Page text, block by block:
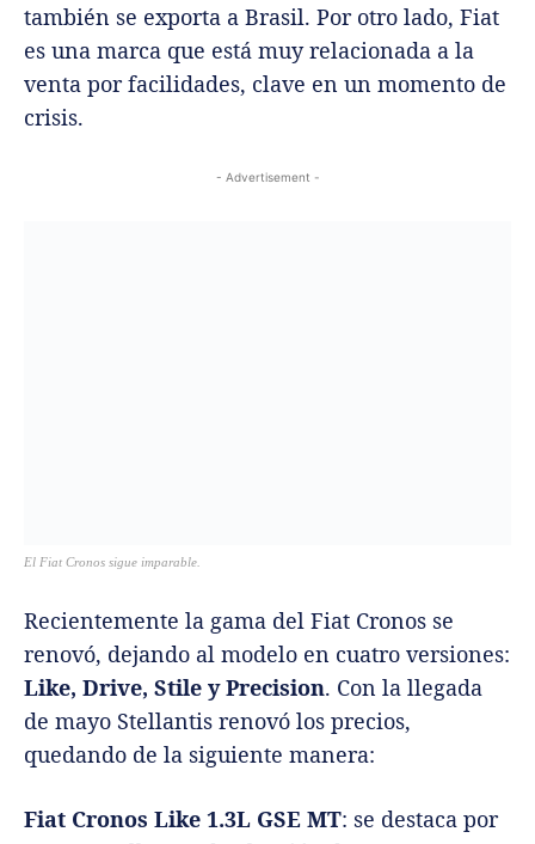
también se exporta a Brasil. Por otro lado, Fiat
es una marca que está muy relacionada a la
venta por facilidades, clave en un momento de
crisis.
- Advertisement -
presentar llantas de aleación de 15”,
manijas color carrocería (antes negros). Su
precio durante mayo es de ARS $5.402.700
Fiat Cronos Drive 1.3 GSE Pack Plus: esta
versión suma detalles de equipamiento
discontinuado. Encontramos llantas de